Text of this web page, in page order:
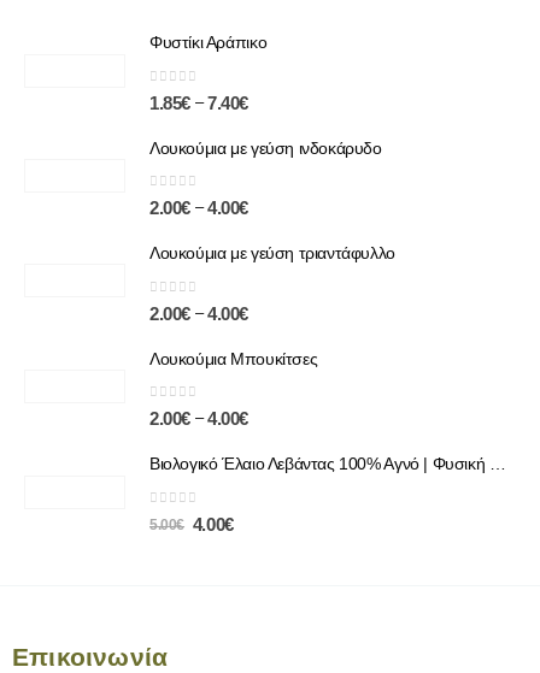
Φυστίκι Αράπικο
0 out of 5
1.85€ – 7.40€
Λουκούμια με γεύση ινδοκάρυδο
0out of 5
2.00€ – 4.00€
Λουκούμια με γεύση τριαντάφυλλο
0out of 5
2.00€ – 4.00€
Λουκούμια Μπουκίτσες
0out of 5
2.00€ – 4.00€
0 out of 5
5.00€ 4.00€
Επικοινωνία